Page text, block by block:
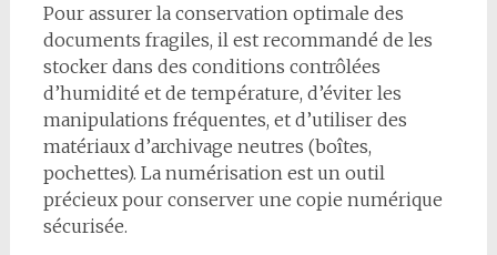
Pour assurer la conservation optimale des
documents fragiles, il est recommandé de les
stocker dans des conditions contrôlées
d’humidité et de température, d’éviter les
manipulations fréquentes, et d’utiliser des
matériaux d’archivage neutres (boîtes,
pochettes). La numérisation est un outil
précieux pour conserver une copie numérique
sécurisée.